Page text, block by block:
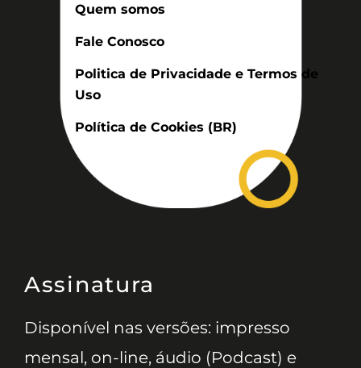
Quem somos
Fale Conosco
Politica de Privacidade e Termos de
Uso
Política de Cookies (BR)
Assinatura
Disponível nas versões: impresso
mensal, on-line, áudio (Podcast) e